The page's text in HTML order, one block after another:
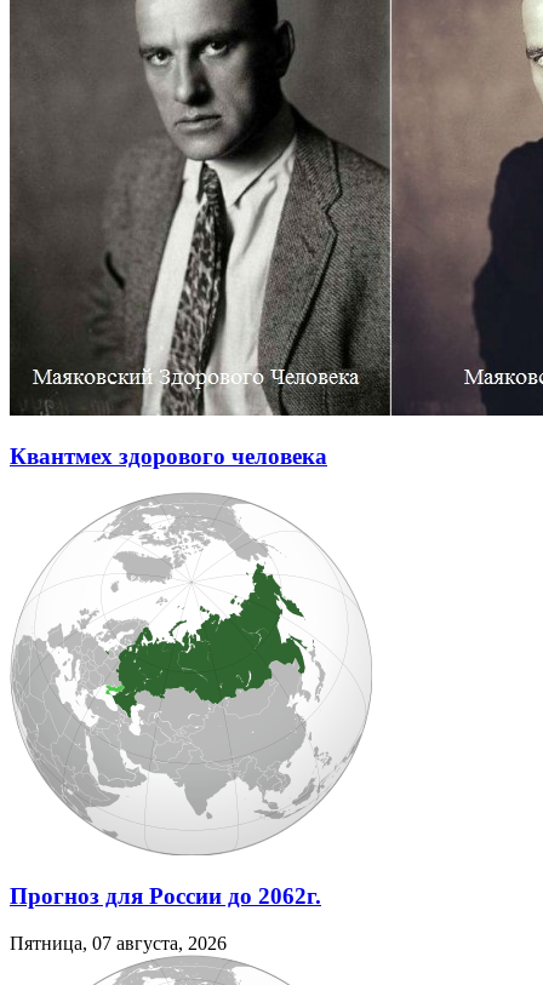
Квантмех здорового человека
Прогноз для России до 2062г.
Пятница, 07 августа, 2026